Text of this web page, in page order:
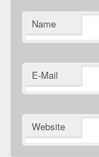
Name
E-Mail
Website